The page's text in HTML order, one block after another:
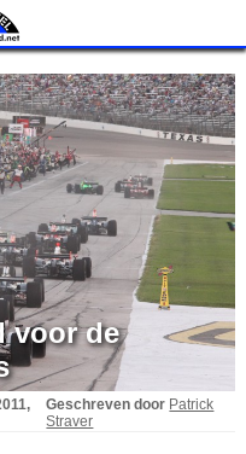
voor de
Geschreven door Patrick
Straver